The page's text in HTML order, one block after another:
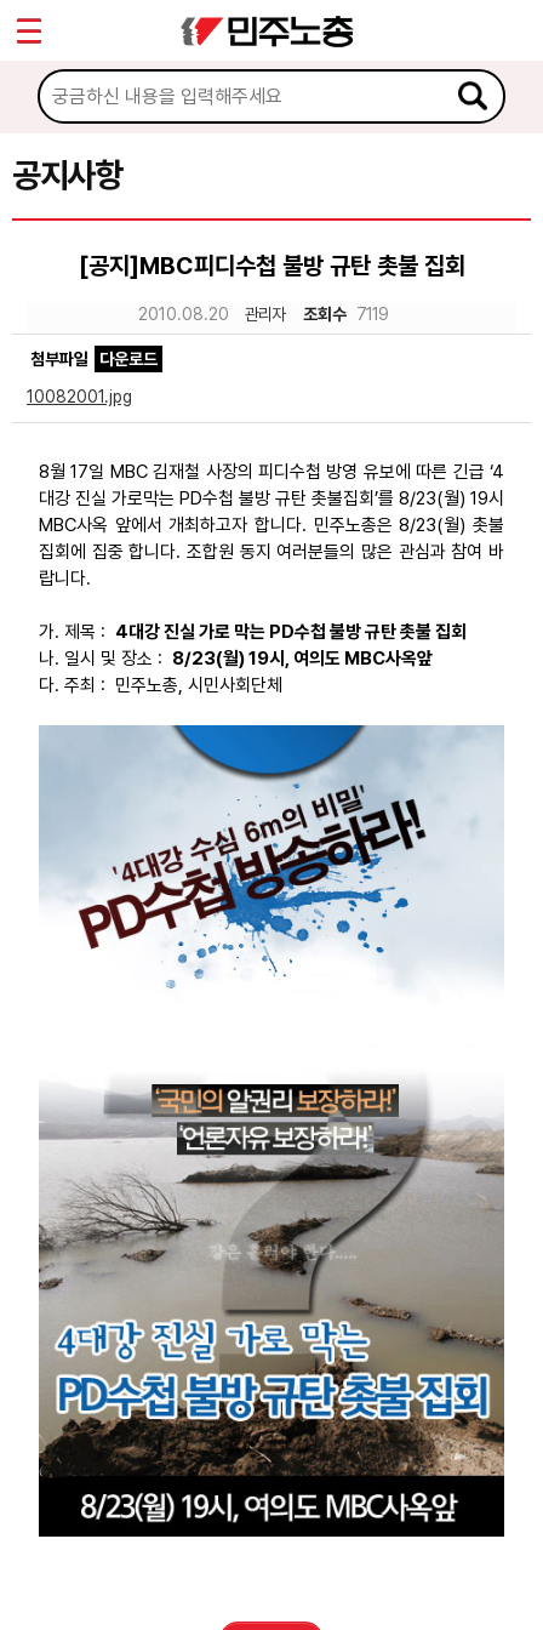
공지사항
[공지]MBC피디수첩 불방 규탄 촛불 집회
2010.08.20 관리자 조회수 7119
첨부파일
다운로드
10082001.jpg
8월 17일 MBC 김재철 사장의 피디수첩 방영 유보에 따른 긴급 ‘4
대강 진실 가로막는 PD수첩 불방 규탄 촛불집회’를 8/23(월) 19시
MBC사옥 앞에서 개최하고자 합니다. 민주노총은 8/23(월) 촛불
집회에 집중 합니다. 조합원 동지 여러분들의 많은 관심과 참여 바
랍니다.
가. 제목 : 4대강 진실 가로 막는 PD수첩 불방 규탄 촛불 집회
나. 일시 및 장소 : 8/23(월) 19시, 여의도 MBC사옥앞
다. 주최 : 민주노총, 시민사회단체
마이페이지
소개
소식
공지사항
성명·보도
노동상담
자료
부설기관
Sketchbook5, 스케치북5
Sketchbook5, 스케치북5